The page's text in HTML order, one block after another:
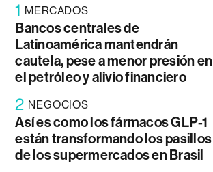
1 MERCADOS
Bancos centrales de
Latinoamérica mantendrán
cautela, pese a menor presión en
el petróleo y alivio financiero
2 NEGOCIOS
Así es como los fármacos GLP-1
están transformando los pasillos
de los supermercados en Brasil